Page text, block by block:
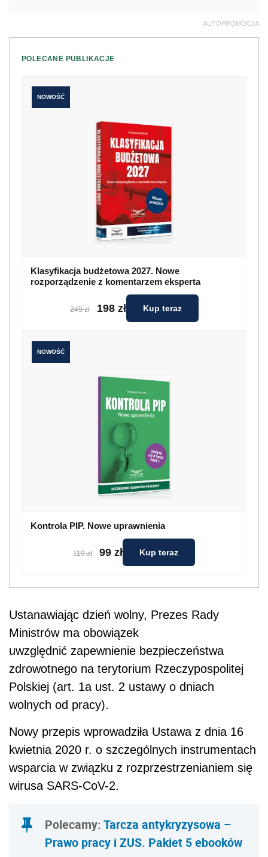
AUTOPROMOCJA
POLECANE PUBLIKACJE
NOWOŚĆ
Klasyfikacja budżetowa 2027. Nowe
rozporządzenie z komentarzem eksperta
249 zł 198 zł Kup teraz
NOWOŚĆ
Kontrola PIP. Nowe uprawnienia
119 zł 99 zł Kup teraz
Ustanawiając dzień wolny, Prezes Rady
Ministrów ma obowiązek
uwzględnić zapewnienie bezpieczeństwa
zdrowotnego na terytorium Rzeczypospolitej
Polskiej (art. 1a ust. 2 ustawy o dniach
wolnych od pracy).
Nowy przepis wprowadziła Ustawa z dnia 16
kwietnia 2020 r. o szczególnych instrumentach
wsparcia w związku z rozprzestrzenianiem się
wirusa SARS-CoV-2.
Polecamy: Tarcza antykryzysowa –
Prawo pracy i ZUS. Pakiet 5 ebooków